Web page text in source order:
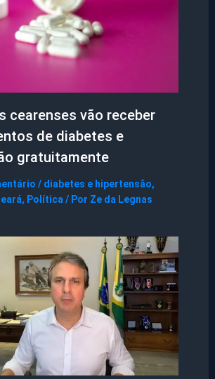
cearenses vão receber
de diabetes e
gratuitamente
/ diabetes e hipertensão,
, Política / Por Ze da Legnas